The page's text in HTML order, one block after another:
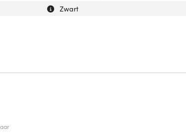
Uitleg over 'Kleur kabel'
Verberg uitleg over 'Kleur kabel'
Zwart